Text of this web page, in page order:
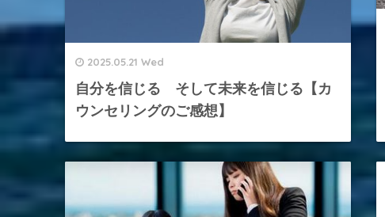
2025.05.21 Wed
自分を信じる そして未来を信じる【カ
ウンセリングのご感想】